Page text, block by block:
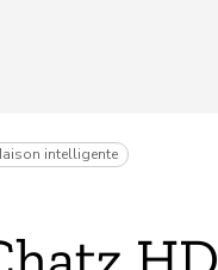
intelligente